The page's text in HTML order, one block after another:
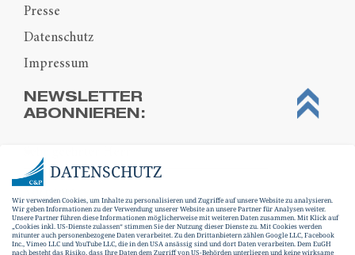
Presse
Datenschutz
Impressum
NEWSLETTER
ABONNIEREN:
DATENSCHUTZ
Wir verwenden Cookies, um Inhalte zu personalisieren und Zugriffe auf unsere Website zu analysieren.
Wir geben Informationen zu der Verwendung unserer Website an unsere Partner für Analysen weiter.
Unsere Partner führen diese Informationen möglicherweise mit weiteren Daten zusammen. Mit Klick auf
„Cookies inkl. US-Dienste zulassen“ stimmen Sie der Nutzung dieser Dienste zu. Mit Cookies werden
mitunter auch personenbezogene Daten verarbeitet. Zu den Drittanbietern zählen Google LLC, Facebook
Inc., Vimeo LLC und YouTube LLC, die in den USA ansässig sind und dort Daten verarbeiten. Dem EuGH
nach besteht das Risiko, dass Ihre Daten dem Zugriff von US-Behörden unterliegen und keine wirksame